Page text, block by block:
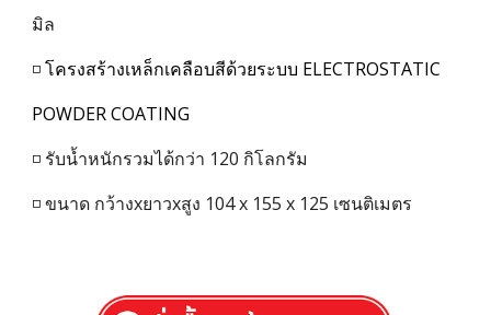
มิล
◽โครงสร้างเหล็กเคลือบสีด้วยระบบ ELECTROSTATIC
POWDER COATING
◽ รับน้ำหนักรวมได้กว่า 120 กิโลกรัม
◽ ขนาด กว้างxยาวxสูง 104x 155 x 125 เซนติเมตร